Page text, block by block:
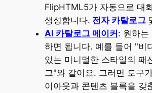
FlipHTML5가 자동으로 대
생성합니다. 전자 카탈로그
AI 카탈로그 메이커 : 원하는
하면 됩니다. 예를 들어 "비
있는 미니멀한 스타일의 패
그"와 같이요. 그러면 도구
이아웃과 콘텐츠 블록을 갖